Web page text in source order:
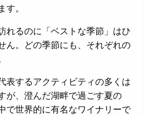
す。
れるのに「ベストな季節」はひ
ん。どの季節にも、それぞれの
表するアクティビティの多くは
が、澄んだ湖畔で過ごす夏の
で世界的に有名なワイナリーで